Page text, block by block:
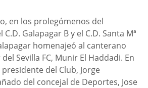
en los prolegómenos del
Galapagar B y el C.D. Santa Mª
homenajeó al canterano
Sevilla FC, Munir El Haddadi. En
del Club, Jorge
del concejal de Deportes, Jose